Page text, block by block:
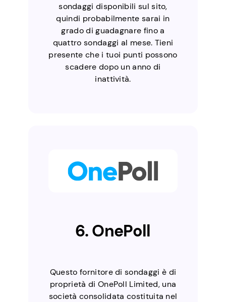
sondaggi disponibili sul sito,
quindi probabilmente sarai in
grado di guadagnare fino a
quattro sondaggi al mese. Tieni
presente che i tuoi punti possono
scadere dopo un anno di
inattività.
6. OnePoll
Questo fornitore di sondaggi è di
proprietà di OnePoll Limited, una
società consolidata costituita nel